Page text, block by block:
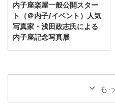
内子座楽屋一般公開スター
ト（＠内子/イベント）人気
写真家・浅田政志氏による
内子座記念写真展
も